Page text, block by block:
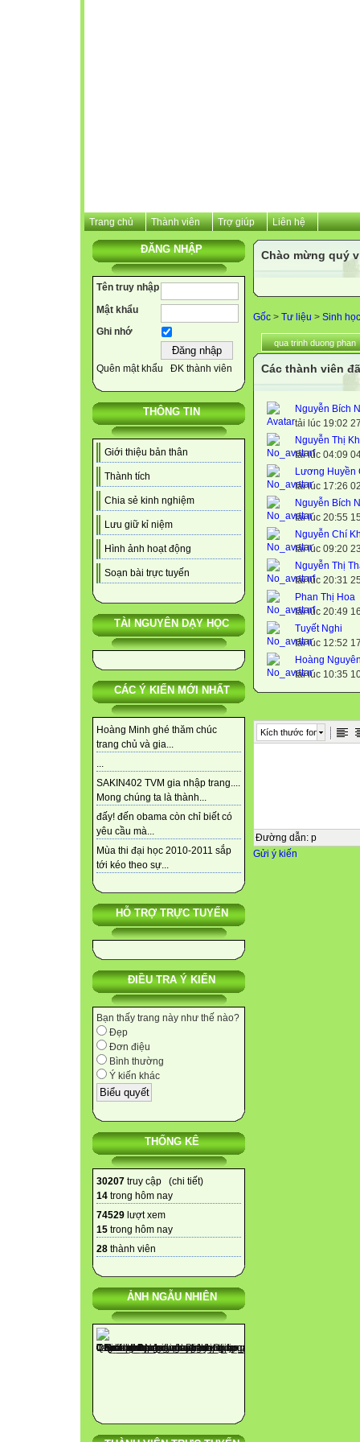
Trang chủ Thành viên Trợ giúp Liên hệ
ĐĂNG NHẬP
Tên truy nhập
Mật khẩu
Ghi nhớ
Quên mật khẩu ĐK thành viên
THÔNG TIN
Giới thiệu bản thân
Thành tích
Chia sẻ kinh nghiệm
Lưu giữ kỉ niệm
Hình ảnh hoạt động
Soạn bài trực tuyến
TÀI NGUYÊN DẠY HỌC
CÁC Ý KIẾN MỚI NHẤT
Hoàng Minh ghé thăm chúc
trang chủ và gia...
...
SAKIN402 TVM gia nhập trang....
Mong chúng ta là thành...
đấy! đến obama còn chỉ biết có
yêu cầu mà...
Mùa thi đại học 2010-2011 sắp
tới kéo theo sự...
HỖ TRỢ TRỰC TUYẾN
ĐIỀU TRA Ý KIẾN
Bạn thấy trang này như thế nào?
Đẹp
Đơn điệu
Bình thường
Ý kiến khác
THỐNG KÊ
30207 truy cập (chi tiết)
14 trong hôm nay
74529 lượt xem
15 trong hôm nay
28 thành viên
ẢNH NGẪU NHIÊN
Chào mừng quý
Gốc > Tư liệu > Sinh học
qua trinh duong phan
Các thành viên
Nguyễn Bích
tải lúc 19:02
Nguyễn Thị
tải lúc 04:09
Lương Huyền
tải lúc 17:26
Nguyễn Bích
tải lúc 20:55
Nguyễn Chí
tải lúc 09:20
Nguyễn Thị
tải lúc 20:31
Phan Thị Hoa
tải lúc 20:49
Tuyết Nghi
tải lúc 12:52
Hoàng
tải lúc 10:35
Kích thước font
Đường dẫn: p
Gửi ý kiến